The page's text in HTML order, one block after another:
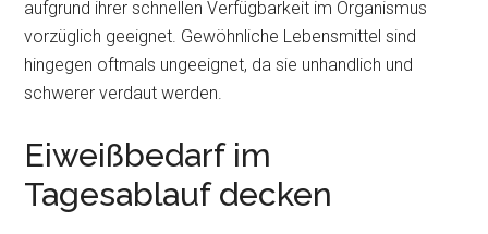
aufgrund ihrer schnellen Verfügbarkeit im Organismus
vorzüglich geeignet. Gewöhnliche Lebensmittel sind
hingegen oftmals ungeeignet, da sie unhandlich und
schwerer verdaut werden.
Eiweißbedarf im
Tagesablauf decken